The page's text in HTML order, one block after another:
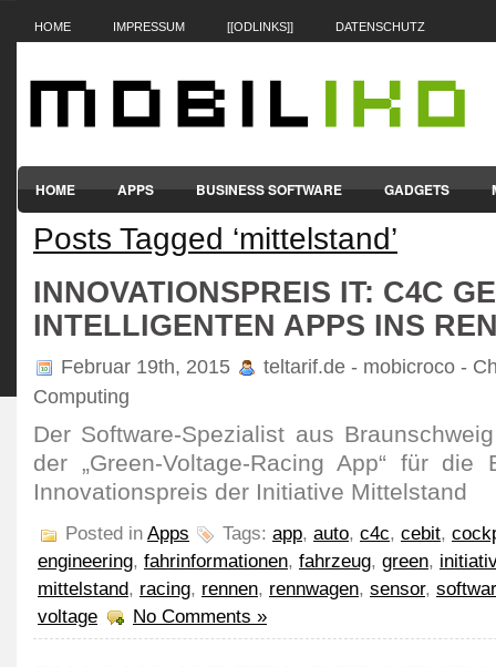
HOME IMPRESSUM [[ODLINKS]] DATENSCHUTZ
HOME APPS BUSINESS SOFTWARE GADGETS
SMARTPHONES & HANDYS TABLET-PCS VERTRÄGE &
Posts Tagged ‘mittelstand’
INNOVATIONSPREIS IT: C4C
INTELLIGENTEN APPS INS
Februar 19th, 2015
teltarif.de - mobicroco -
Computing
Der Software-Spezialist aus
der „Green-Voltage-Racing App“ für die
Innovationspreis der Initiative Mittelstand
Posted in Apps Tags: app, auto, c4c, cebit,
engineering, fahrinformationen, fahrzeug, green,
mittelstand, racing, rennen, rennwagen, sensor,
voltage
No Comments »